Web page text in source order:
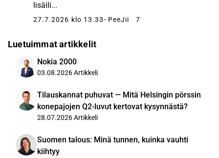
lisäili...
27.7.2026 klo 13.33- PeeJii 7
Luetuimmat artikkelit
Nokia 2000
03.08.2026Artikkeli
Tilauskannat puhuvat — Mitä Helsingin pörssin
konepajojen Q2-luvut kertovat kysynnästä?
28.07.2026Artikkeli
Suomen talous: Minä tunnen, kuinka vauhti
kiihtyy